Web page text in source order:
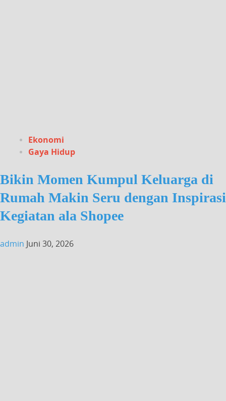
Ekonomi
Gaya Hidup
Bikin Momen Kumpul Keluarga di
Rumah Makin Seru dengan Inspirasi
Kegiatan ala Shopee
admin Juni 30, 2026